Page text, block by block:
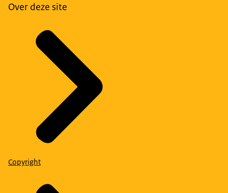
Over deze site
Copyright